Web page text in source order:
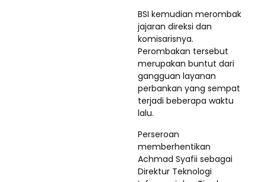
BSI kemudian merombak
jajaran direksi dan
komisarisnya.
Perombakan tersebut
merupakan buntut dari
gangguan layanan
perbankan yang sempat
terjadi beberapa waktu
lalu.
Perseroan
memberhentikan
Achmad Syafii sebagai
Direktur Teknologi